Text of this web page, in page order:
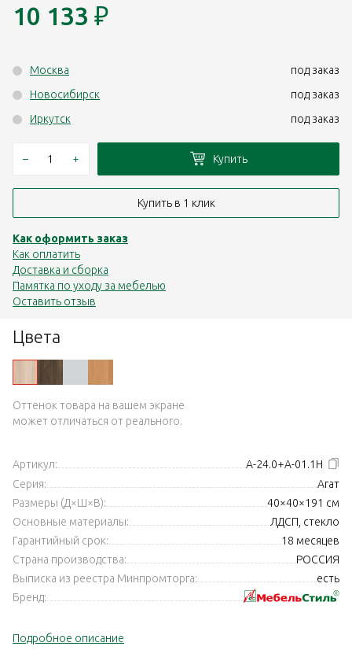
Цвета
Оттенок товара на вашем экране
может отличаться от реального.
Артикул:
А-24.0+А-01.1Н
Серия:
Агат
Размеры (Д×Ш×В):
40×40×191 см
Основные материалы:
ЛДСП, стекло
Гарантийный срок:
18 месяцев
Страна производства:
РОССИЯ
Выписка из реестра Минпромторга:
есть
Бренд:
Подробное описание
10 133 ₽
Москва
под заказ
Новосибирск
под заказ
Иркутск
под заказ
– + Купить
Купить в 1 клик
Как оформить заказ
Как оплатить
Доставка и сборка
Памятка по уходу за мебелью
Оставить отзыв